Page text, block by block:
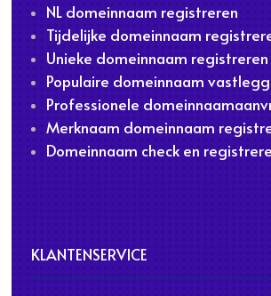
NL domeinnaam registreren
Tijdelijke domeinnaam
Unieke domeinnaam registreren
Populaire domeinnaam
Professionele
Merknaam domeinnaam
Domeinnaam check en
KLANTENSERVICE